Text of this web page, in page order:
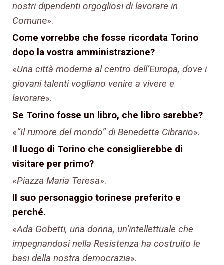
nostri dipendenti orgogliosi di lavorare in
Comune».
Come vorrebbe che fosse ricordata Torino
dopo la vostra amministrazione?
«Una città moderna al centro dell’Europa, dove i
giovani talenti vogliano venire a vivere e
lavorare».
Se Torino fosse un libro, che libro sarebbe?
«“Il rumore del mondo” di Benedetta Cibrario».
Il luogo di Torino che consiglierebbe di
visitare per primo?
«Piazza Maria Teresa».
Il suo personaggio torinese preferito e
perché.
«Ada Gobetti, una donna, un’intellettuale che
impegnandosi nella Resistenza ha costruito le
basi della nostra democrazia».